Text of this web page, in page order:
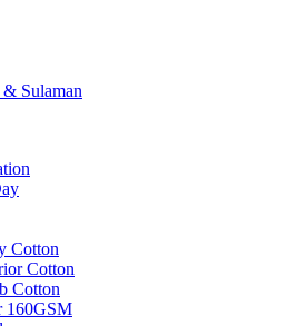
Sulaman
Cotton
Cotton
Cotton
160GSM